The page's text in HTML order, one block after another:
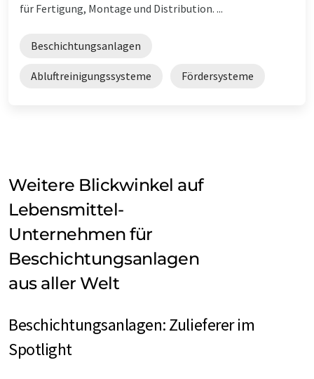
für Fertigung, Montage und Distribution. ...
Beschichtungsanlagen
Abluftreinigungssysteme Fördersysteme
Weitere Blickwinkel auf
Lebensmittel-
Unternehmen für
Beschichtungsanlagen
aus aller Welt
Beschichtungsanlagen: Zulieferer im
Spotlight